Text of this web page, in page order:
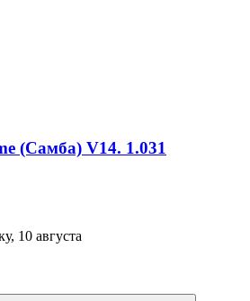
(Самба) V14. 1.031
10 августа